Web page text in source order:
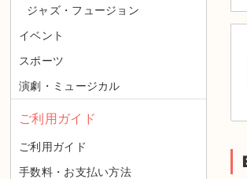
ジャズ・フュージョン
イベント
スポーツ
演劇・ミュージカル
ご利用ガイド
ご利用ガイド
手数料・お支払い方法